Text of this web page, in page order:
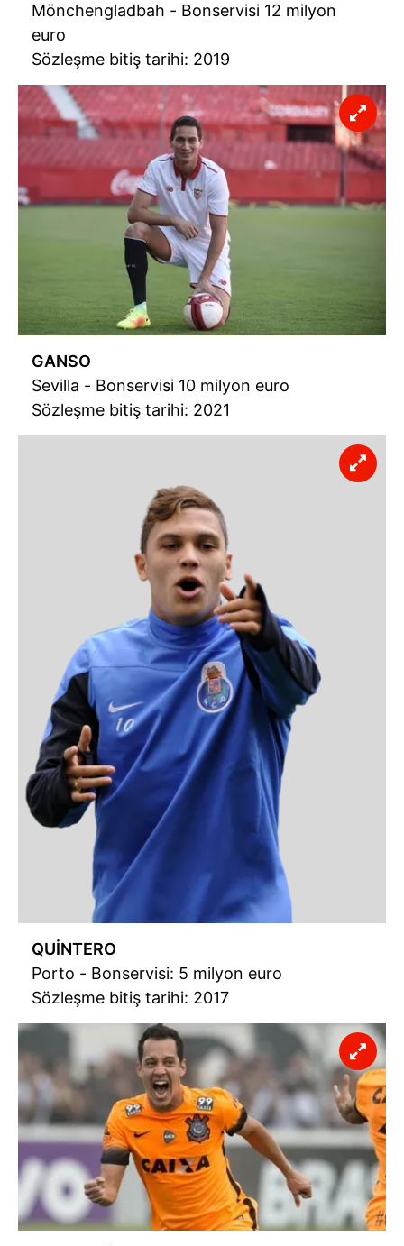
Mönchengladbah - Bonservisi 12 milyon
euro
Sözleşme bitiş tarihi: 2019
GANSO
Sevilla - Bonservisi 10 milyon euro
Sözleşme bitiş tarihi: 2021
QUİNTERO
Porto - Bonservisi: 5 milyon euro
Sözleşme bitiş tarihi: 2017